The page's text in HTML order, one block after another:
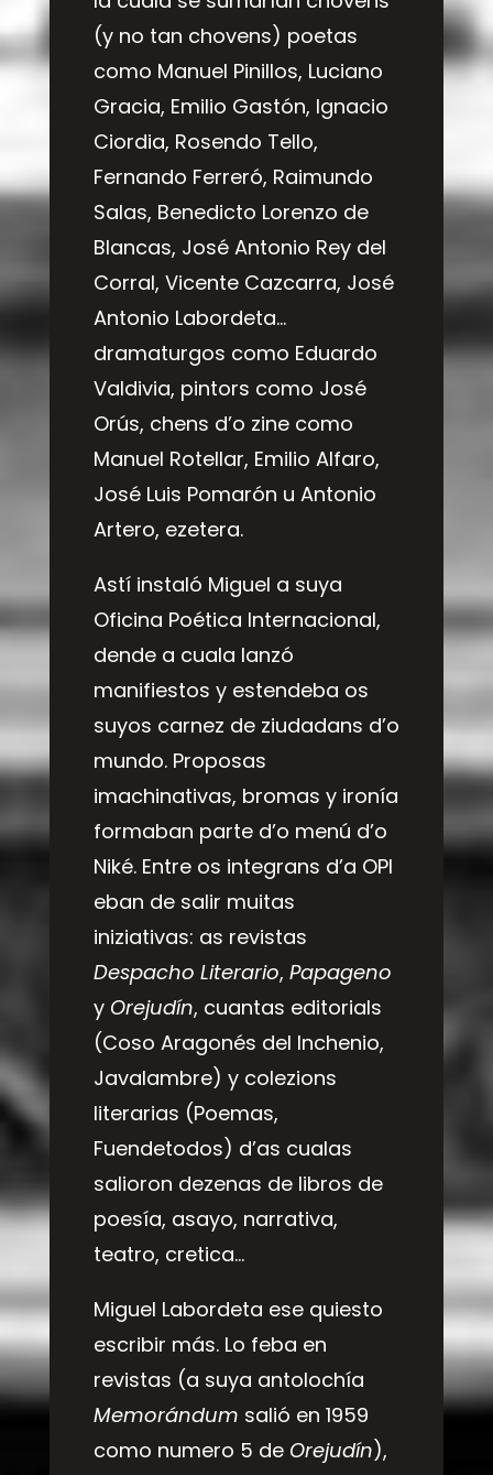
(y no tan chovens) poetas
como Manuel Pinillos, Luciano
Gracia, Emilio Gastón, Ignacio
Ciordia, Rosendo Tello,
Fernando Ferreró, Raimundo
Salas, Benedicto Lorenzo de
Blancas, José Antonio Rey del
Corral, Vicente Cazcarra, José
Antonio Labordeta…
dramaturgos como Eduardo
Valdivia, pintors como José
Orús, chens d’o zine como
Manuel Rotellar, Emilio Alfaro,
José Luis Pomarón u Antonio
Artero, ezetera.
Astí instaló Miguel a suya
Oficina Poética Internacional,
dende a cuala lanzó
manifiestos y estendeba os
suyos carnez de ziudadans d’o
mundo. Proposas
imachinativas, bromas y ironía
formaban parte d’o menú d’o
Niké. Entre os integrans d’a OPI
eban de salir muitas
iniziativas: as revistas
Despacho Literario, Papageno
y Orejudín, cuantas editorials
(Coso Aragonés del Inchenio,
Javalambre) y colezions
literarias (Poemas,
Fuendetodos) d’as cualas
salioron dezenas de libros de
poesía, asayo, narrativa,
teatro, cretica…
Miguel Labordeta ese quiesto
escribir más. Lo feba en
revistas (a suya antolochía
Memorándum salió en 1959
como numero 5 de Orejudín),